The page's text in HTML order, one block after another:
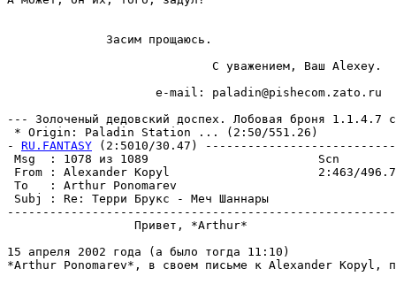
              Засим прощаюсь.
                             С уважением, Ваш Alexey.
                     e-mail: paladin@pishecom.zato.ru
--- Золоченый дедовский доспех. Лобовая броня 1.1.4.7
* Origin: Paladin Station ... (2:50/551.26)
- RU.FANTASY (2:5010/30.47)
Msg  : 1078 из 1089                        Scn
From : Alexander Kopyl                     2:463/
To   : Arthur Ponomarev
Subj : Re: Терри Бpyкс - Меч Шаннары
                  Привет, *Arthur*
15 апреля 2002 года (а было тогда 11:10)
*Arthur Ponomarev*, в своем письме к Alexander Kopyl,